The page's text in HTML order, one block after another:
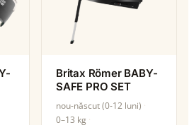
Britax Römer BABY-
SAFE PRO SET
nou-născut (0-12 luni)
0–13 kg